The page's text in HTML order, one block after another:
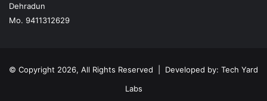
Dehradun
Mo. 9411312629
© Copyright 2026, All Rights Reserved | Developed by: Tech Yard
Labs